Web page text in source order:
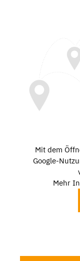
Mit dem
Google-
Mehr